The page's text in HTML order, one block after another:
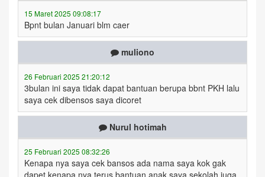
15 Maret 2025 09:08:17
Bpnt bulan Januari blm caer
muliono
26 Februari 2025 21:20:12
3bulan ini saya tidak dapat bantuan berupa bbnt PKH lalu
saya cek dibensos saya dicoret
Nurul hotimah
25 Februari 2025 08:32:26
Kenapa nya saya cek bansos ada nama saya kok gak
dapet kenapa nya terus bantuan anak saya sekolah juga